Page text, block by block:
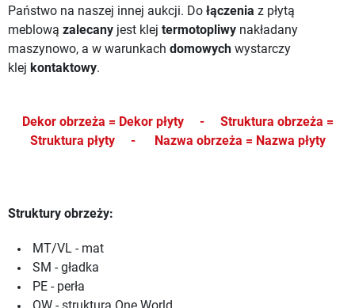
Państwo na naszej innej aukcji. Do łączenia z płytą
meblową zalecany jest klej termotopliwy nakładany
maszynowo, a w warunkach domowych wystarczy
klej kontaktowy.
Dekor obrzeża = Dekor płyty - Struktura obrzeża =
Struktura płyty - Nazwa obrzeża = Nazwa płyty
Struktury obrzeży:
MT/VL - mat
SM - gładka
PE - perła